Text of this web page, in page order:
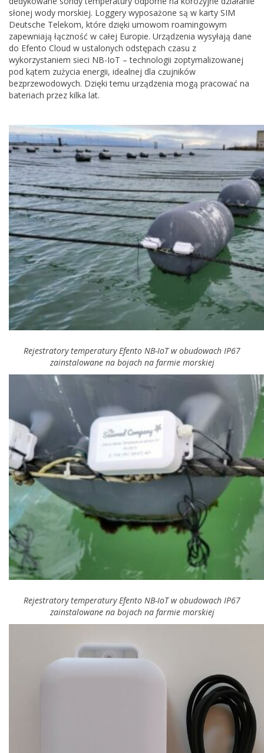
słonej wody morskiej. Loggery wyposażone są w karty SIM
Deutsche Telekom, które dzięki umowom roamingowym
zapewniają łączność w całej Europie. Urządzenia wysyłają dane
do Efento Cloud w ustalonych odstępach czasu z
wykorzystaniem sieci NB-IoT – technologii zoptymalizowanej
pod kątem zużycia energii, idealnej dla czujników
bezprzewodowych. Dzięki temu urządzenia mogą pracować na
bateriach przez kilka lat.
Rejestratory temperatury Efento NB-IoT w obudowach IP67
zainstalowane na bojach na farmie morskiej
Rejestratory temperatury Efento NB-IoT w obudowach IP67
zainstalowane na bojach na farmie morskiej